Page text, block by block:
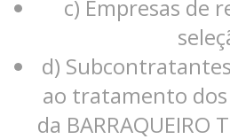
c) Empresas de
d)
ao tratamento
da BARRAQUEIRO